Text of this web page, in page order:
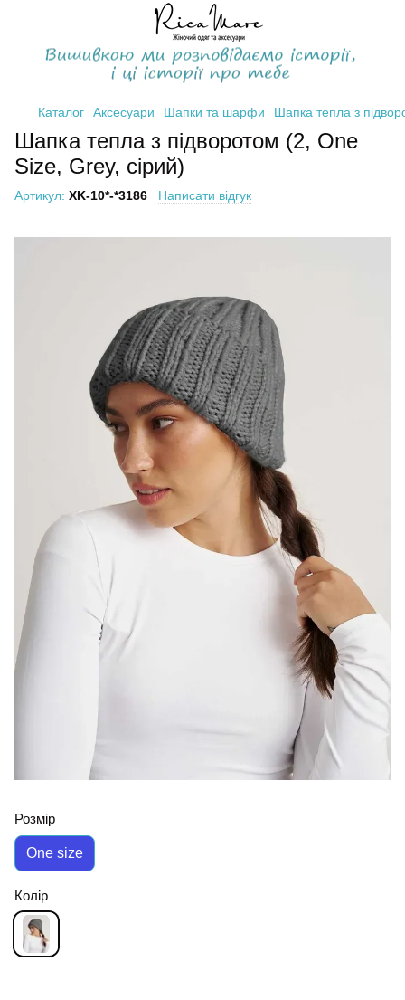
Каталог Аксесуари Шапки та шарфи Шапка тепла з
Шапка тепла з підворотом (2, One
Size, Grey, сірий)
Артикул: XK-10*-*3186 Написати відгук
Розмір
One size
Колір